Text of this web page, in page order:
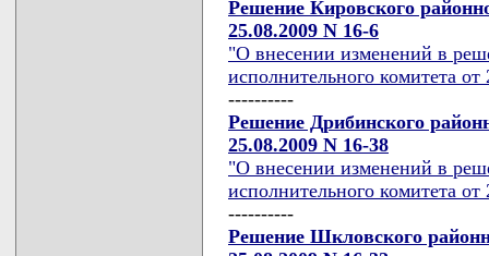
Решение Кировского
25.08.2009 N 16-6
"О внесении изменений в
исполнительного комитета
----------
Решение Дрибинского
25.08.2009 N 16-38
"О внесении изменений в
исполнительного комитета
----------
Решение Шкловского